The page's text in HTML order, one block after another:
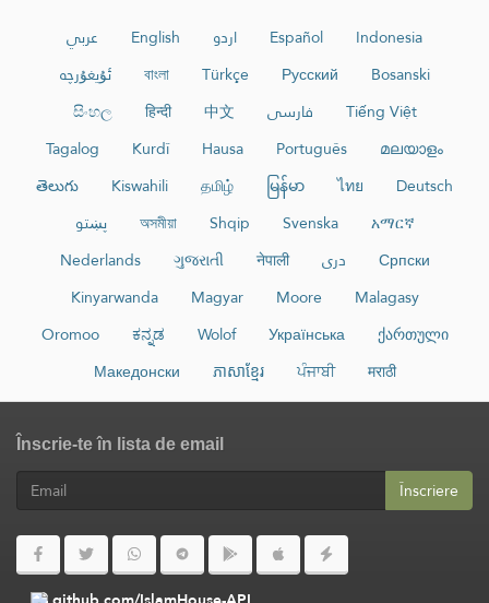
عربي English اردو Español
Indonesia
ئۇيغۇرچە
বাংলা Türkçe Русский
Bosanski
සිංහල
हिन्दी 中文 فارسی
Tiếng Việt
Tagalog
Kurdî Hausa Português
മലയാളം
తెలుగు
Kiswahili தமிழ் မြန်မာ ไทย
Deutsch
پښتو
অসমীয়া Shqip Svenska
አማርኛ
Nederlands
ગુજરાતી नेपाली دری
Српски
Kinyarwanda
Magyar Moore
Malagasy
Oromoo
ಕನ್ನಡ Wolof Українська
ქართული
Македонски
ភាសាខ្មែរ ਪੰਜਾਬੀ मराठी
Înscrie-te în lista de email
Înscriere